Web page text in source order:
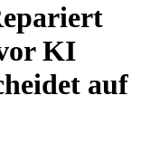
KI
auf